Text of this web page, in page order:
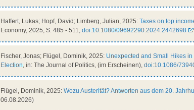
Haffert, Lukas; Hopf, David; Limberg, Julian, 2025: Taxes on top
Economy, 2025, S. 485 - 511, doi:10.1080/09692290.2024.2442698
Fischer, Jonas; Flügel, Dominik, 2025: Unexpected and Small Hikes
Election, in: The Journal of Politics, (im Erscheinen), doi:10.1086/
Flügel, Dominik, 2025: Wozu Austerität? Antworten aus dem 20.
06.08.2026)